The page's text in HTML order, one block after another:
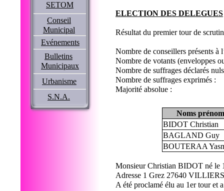
ELECTION DES DELEGUES
Résultat du premier tour de
Nombre de conseillers
Nombre de votants
Nombre de suffrages déclarés
Nombre de
Majorité
SETOM
Conseil
Municipal
Evénements
Bulletins
Municipaux
Urbanisme
S.N.A.
Noms
BIDOT Christian
BAGLAND Guy
BOUTERAA
Monsieur Christian BIDOT né
Adresse 1 Grez 27640
A été proclamé élu au 1er tour et